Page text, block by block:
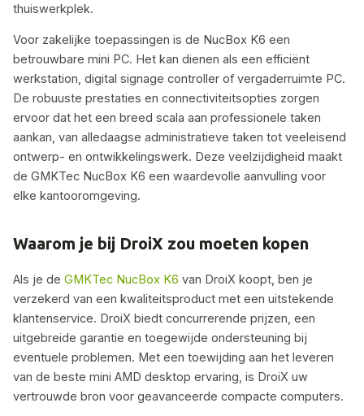
thuiswerkplek.
Voor zakelijke toepassingen is de NucBox K6 een
betrouwbare mini PC. Het kan dienen als een efficiënt
werkstation, digital signage controller of vergaderruimte PC.
De robuuste prestaties en connectiviteitsopties zorgen
ervoor dat het een breed scala aan professionele taken
aankan, van alledaagse administratieve taken tot veeleisend
ontwerp- en ontwikkelingswerk. Deze veelzijdigheid maakt
de GMKTec NucBox K6 een waardevolle aanvulling voor
elke kantooromgeving.
Waarom je bij DroiX zou moeten kopen
Als je de GMKTec NucBox K6 van DroiX koopt, ben je
verzekerd van een kwaliteitsproduct met een uitstekende
klantenservice. DroiX biedt concurrerende prijzen, een
uitgebreide garantie en toegewijde ondersteuning bij
eventuele problemen. Met een toewijding aan het leveren
van de beste mini AMD desktop ervaring, is DroiX uw
vertrouwde bron voor geavanceerde compacte computers.